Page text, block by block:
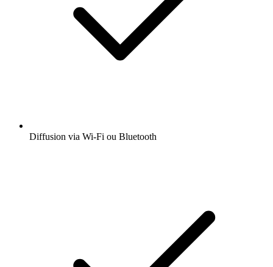
Diffusion via Wi-Fi ou Bluetooth